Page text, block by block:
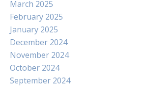
March 2025
February 2025
January 2025
December 2024
November 2024
October 2024
September 2024